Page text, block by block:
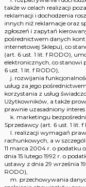
także w celach realizacji
reklamacji i dochodzenia
innych niż reklamacje oraz
zgłoszeń i zapytań
pośrednictwem danych
internetowej Sklepu), co
(art. 6 ust. 1 lit. f RODO),
elektronicznych, co stanowi
6 ust. 1 lit. f RODO),
j. rozwijania
usług za jego
korzystania z usług
Użytkowników, a także
prawnie uzasadniony
k. marketingu
Sprzedawcy (art. 6 ust. 1 lit. f
l. realizacji wymagań
rachunkowych, a w
11 marca 2004 r. o podatku
dnia 15 lutego 1992 r. o
ustawy z dnia 29 września
RODO),
m. przechowywania